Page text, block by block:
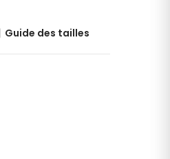
Guide des tailles